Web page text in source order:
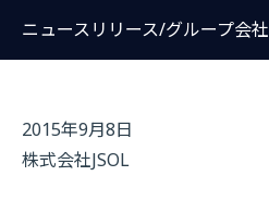
ニュースリリース/グループ会社
2015年9月8日
株式会社JSOL